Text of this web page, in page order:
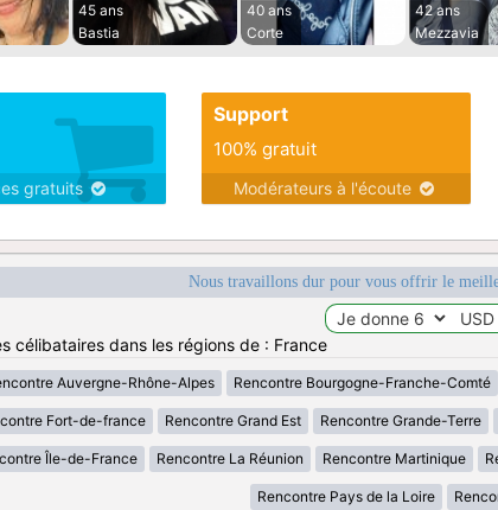
45 ans
Bastia
40 ans
Corte
42 ans
Mezzavia
gratuits
Support
100% gratuit
Modérateurs à l'écoute
Nous travaillons dur pour vous offrir le
célibataires dans les régions de : France
Auvergne-Rhône-Alpes Rencontre Bourgogne-Franche-Comté
Fort-de-france Rencontre Grand Est Rencontre Grande-Terre
Île-de-France Rencontre La Réunion Rencontre Martinique
Rencontre Pays de la Loire